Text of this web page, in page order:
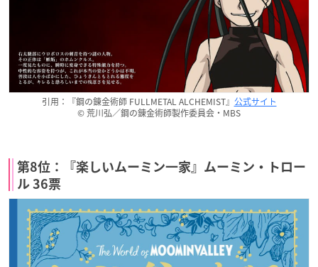
引用：『鋼の錬金術師 FULLMETAL ALCHEMIST』 公式サイト
© 荒川弘／鋼の錬金術師製作委員会・MBS
第8位：『楽しいムーミン一家』ムーミン・トロー
ル 36票